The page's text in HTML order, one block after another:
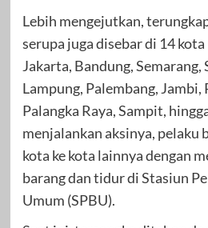
Lebih mengejutkan,
serupa juga disebar di 14
Jakarta, Bandung, Semarang,
Lampung, Palembang, Jambi,
Palangka Raya, Sampit,
menjalankan aksinya, pelaku
kota ke kota lainnya dengan
barang dan tidur di Stasiun
Umum (SPBU).